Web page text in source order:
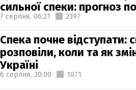
сильної спеки: прогноз
7 серпня, 06:21 2397
Спека почне відступати:
розповіли, коли та як
Україні
6 серпня, 20:00 1071